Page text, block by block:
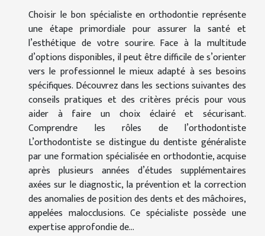
Choisir le bon spécialiste en orthodontie représente
une étape primordiale pour assurer la santé et
l’esthétique de votre sourire. Face à la multitude
d’options disponibles, il peut être difficile de s’orienter
vers le professionnel le mieux adapté à ses besoins
spécifiques. Découvrez dans les sections suivantes des
conseils pratiques et des critères précis pour vous
aider à faire un choix éclairé et sécurisant.
Comprendre les rôles de l’orthodontiste
L’orthodontiste se distingue du dentiste généraliste
par une formation spécialisée en orthodontie, acquise
après plusieurs années d’études supplémentaires
axées sur le diagnostic, la prévention et la correction
des anomalies de position des dents et des mâchoires,
appelées malocclusions. Ce spécialiste possède une
expertise approfondie de...